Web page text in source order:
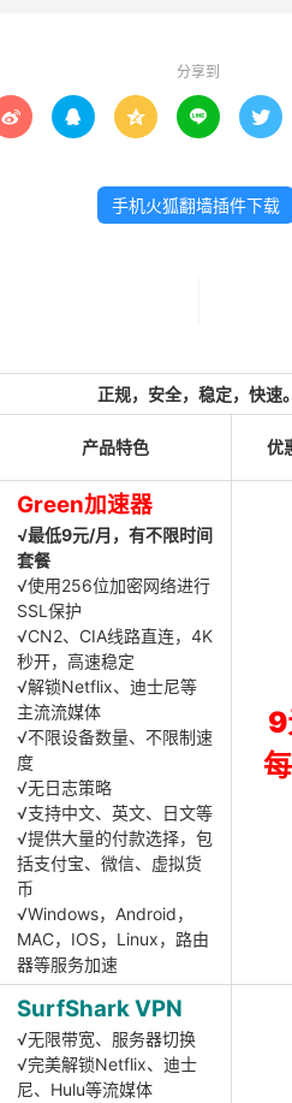
分享到
    
手机火狐翻墙插件下载
正规，安全，稳定，快速。
产品特色 优
Green加速器
√最低9元/月，有不限时间
套餐
√使用256位加密网络进行
SSL保护
√CN2、CIA线路直连，4K
秒开，高速稳定
√解锁Netflix、迪士尼等
主流流媒体
√不限设备数量、不限制速
度
√无日志策略
√支持中文、英文、日文等
√提供大量的付款选择，包
括支付宝、微信、虚拟货
币
√Windows，Android，
MAC，IOS，Linux，路由
器等服务加速
SurfShark VPN
√无限带宽、服务器切换
√完美解锁Netflix、迪士
尼、Hulu等流媒体